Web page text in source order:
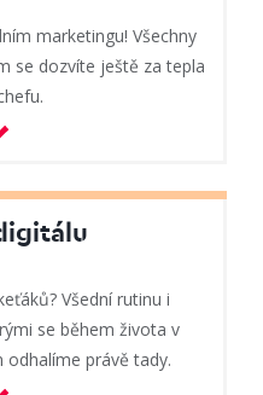
marketingu! Všechny
se dozvíte ještě za tepla
Všední rutinu i
se během života v
odhalíme právě tady.